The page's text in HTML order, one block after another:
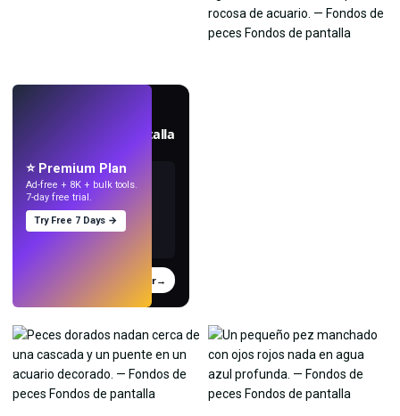
Crea fondos de pantalla
Probar→
⭐ Premium Plan
Ad-free + 8K + bulk tools.
7-day free trial.
Try Free 7 Days →